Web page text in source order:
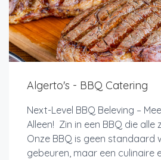
Algerto's - BBQ Catering
Next-Level BBQ Beleving –
Alleen! Zin in een BBQ die alle
Onze BBQ is geen
gebeuren, maar een culinaire